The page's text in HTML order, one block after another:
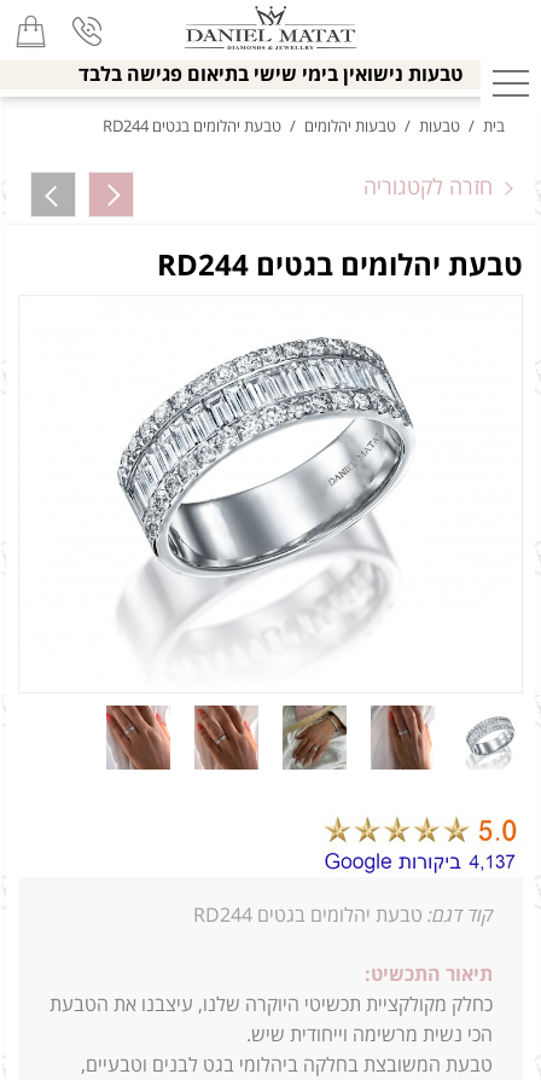
טבעות נישואין בימי שישי בתיאום פגישה בלבד
בית / טבעות / טבעות יהלומים / טבעת יהלומים בגטים RD244
חזרה לקטגוריה
טבעת יהלומים בגטים RD244
קוד דגם: טבעת יהלומים בגטים RD244
תיאור התכשיט:
כחלק מקולקציית תכשיטי היוקרה שלנו, עיצבנו את הטבעת
הכי נשית מרשימה וייחודית שיש.
טבעת המשובצת בחלקה ביהלומי בגט לבנים וטבעיים,